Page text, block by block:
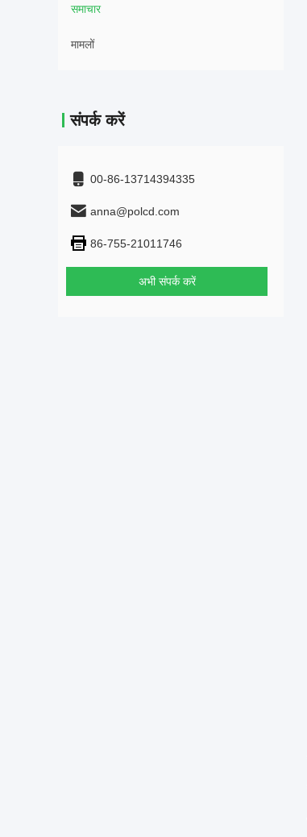
समाचार
मामलों
संपर्क करें
00-86-13714394335
anna@polcd.com
86-755-21011746
अभी संपर्क करें